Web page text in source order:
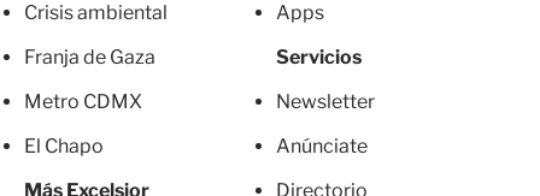
Crisis ambiental
Franja de Gaza
Metro CDMX
El Chapo
Más Excelsior
Apps
Servicios
Newsletter
Anúnciate
Directorio